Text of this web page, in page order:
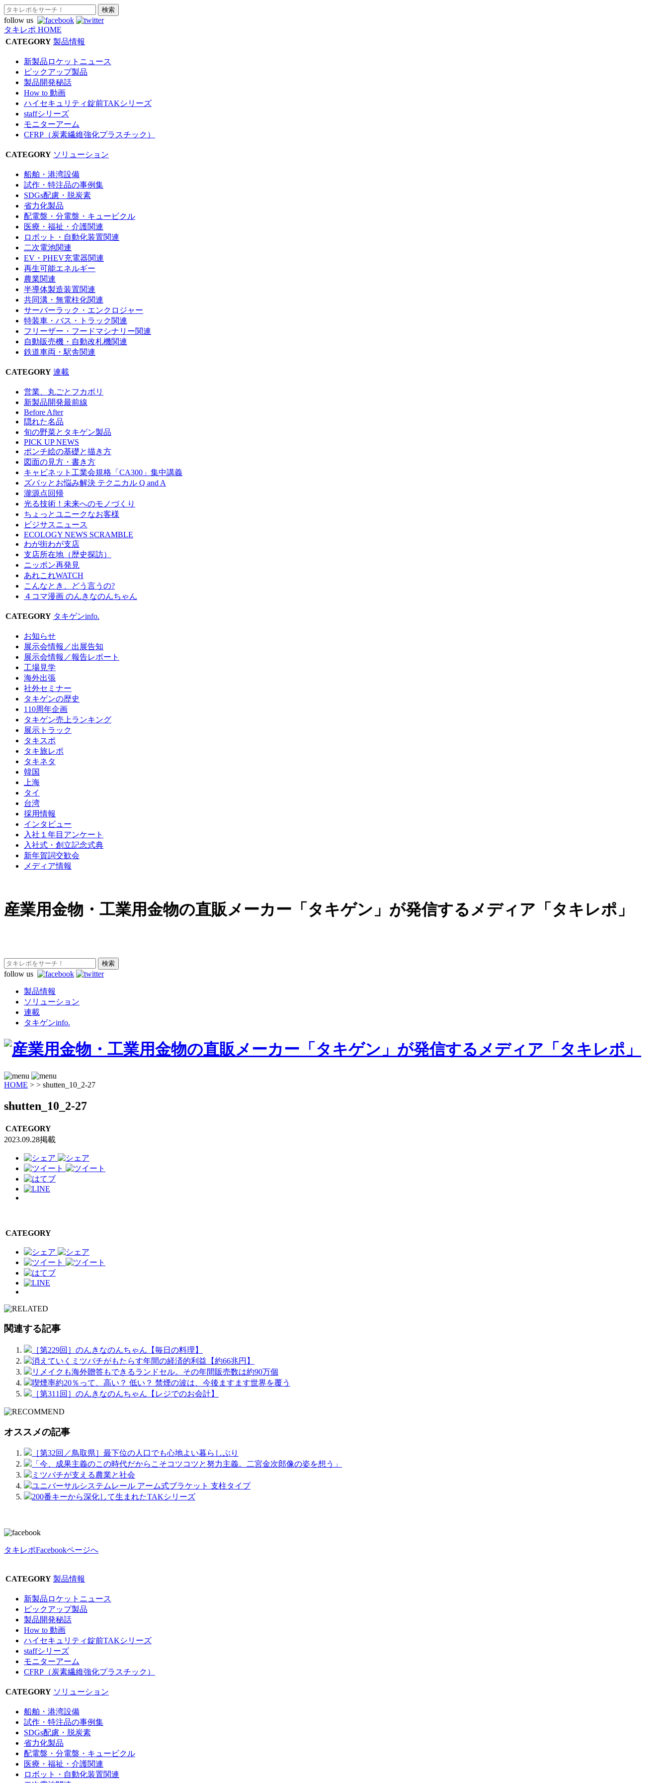
follow us
タキレポ HOME
CATEGORY 製品情報
新製品ロケットニュース
ピックアップ製品
製品開発秘話
How to 動画
ハイセキュリティ錠前TAKシリーズ
staffシリーズ
モニターアーム
CFRP（炭素繊維強化プラスチック）
CATEGORY ソリューション
船舶・港湾設備
試作・特注品の事例集
SDGs配慮・脱炭素
省力化製品
配電盤・分電盤・キュービクル
医療・福祉・介護関連
ロボット・自動化装置関連
二次電池関連
EV・PHEV充電器関連
再生可能エネルギー
農業関連
半導体製造装置関連
共同溝・無電柱化関連
サーバーラック・エンクロジャー
特装車・バス・トラック関連
フリーザー・フードマシナリー関連
自動販売機・自動改札機関連
鉄道車両・駅舎関連
CATEGORY 連載
営業、丸ごとフカボリ
新製品開発最前線
Before After
隠れた名品
旬の野菜とタキゲン製品
PICK UP NEWS
ポンチ絵の基礎と描き方
図面の見方・書き方
キャビネット工業会規格「CA300」集中講義
ズバッとお悩み解決 テクニカル Q and A
瀧源点回帰
光る技術！未来へのモノづくり
ちょっとユニークなお客様
ビジサスニュース
ECOLOGY NEWS SCRAMBLE
わが街わが支店
支店所在地（歴史探訪）
ニッポン再発見
あれこれWATCH
こんなとき、どう言うの?
４コマ漫画 のんきなのんちゃん
CATEGORY タキゲンinfo.
お知らせ
展示会情報／出展告知
展示会情報／報告レポート
工場見学
海外出張
社外セミナー
タキゲンの歴史
110周年企画
タキゲン売上ランキング
展示トラック
タキスポ
タキ旅レポ
タキネタ
韓国
上海
タイ
台湾
採用情報
インタビュー
入社１年目アンケート
入社式・創立記念式典
新年賀詞交歓会
メディア情報
産業用金物・工業用金物の直販メーカー「タキゲン」が発信するメディア「タキレポ」
follow us
製品情報
ソリューション
連載
タキゲンinfo.
HOME > > shutten_10_2-27
shutten_10_2-27
CATEGORY
2023.09.28掲載
CATEGORY
関連する記事
［第229回］のんきなのんちゃん【毎日の料理】
消えていくミツバチがもたらす年間の経済的利益【約66兆円】
リメイクも海外贈答もできるランドセル。その年間販売数は約90万個
喫煙率約20％って、高い？ 低い？ 禁煙の波は、今後ますます世界を覆う
［第311回］のんきなのんちゃん【レジでのお会計】
オススメの記事
［第32回／鳥取県］最下位の人口でも心地よい暮らしぶり
「今、成果主義のこの時代だからこそコツコツと努力主義。二宮金次郎像の姿を想う」
ミツバチが支える農業と社会
ユニバーサルシステムレール アーム式ブラケット 支柱タイプ
200番キーから深化して生まれたTAKシリーズ
タキレポFacebookページへ
CATEGORY 製品情報
新製品ロケットニュース
ピックアップ製品
製品開発秘話
How to 動画
ハイセキュリティ錠前TAKシリーズ
staffシリーズ
モニターアーム
CFRP（炭素繊維強化プラスチック）
CATEGORY ソリューション
船舶・港湾設備
試作・特注品の事例集
SDGs配慮・脱炭素
省力化製品
配電盤・分電盤・キュービクル
医療・福祉・介護関連
ロボット・自動化装置関連